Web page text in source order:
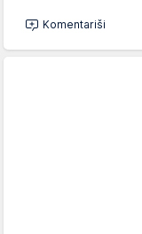
Komentariši